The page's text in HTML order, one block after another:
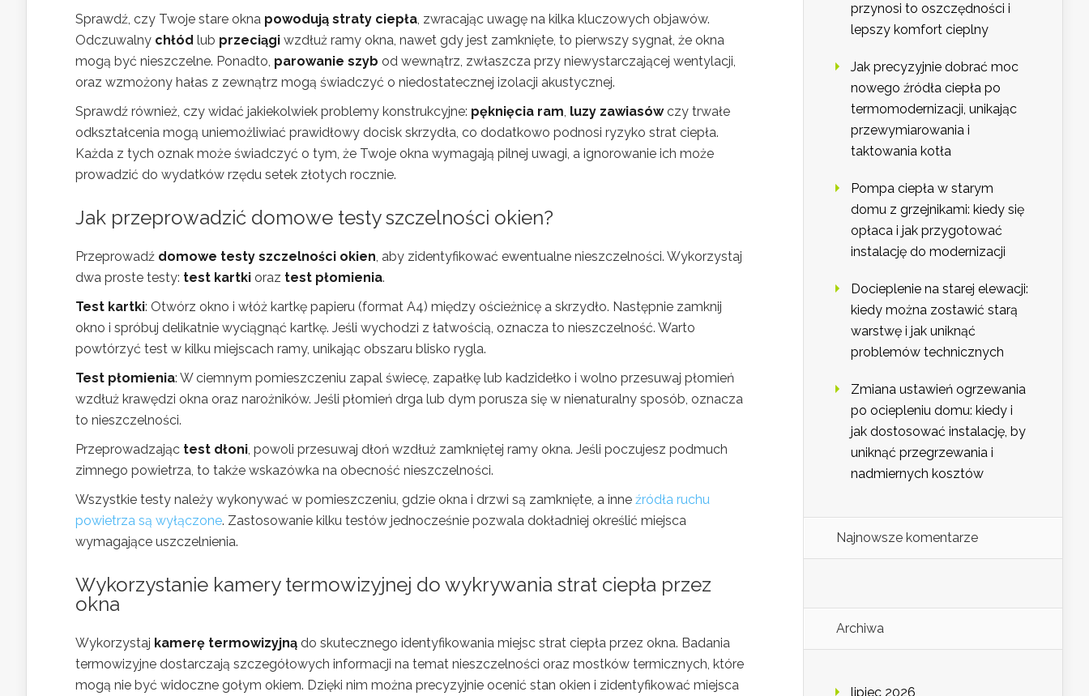
Sprawdź, czy Twoje stare okna powodują straty ciepła , zwracając uwagę na kilka kluczowych objawów.
Odczuwalny chłód lub przeciągi wzdłuż ramy okna, nawet gdy jest zamknięte, to pierwszy sygnał, że okna
mogą być nieszczelne. Ponadto, parowanie szyb od wewnątrz, zwłaszcza przy niewystarczającej wentylacji,
oraz wzmożony hałas z zewnątrz mogą świadczyć o niedostatecznej izolacji akustycznej.
Sprawdź również, czy widać jakiekolwiek problemy konstrukcyjne: pęknięcia ram luzy zawiasówczy trwałe
odkształcenia mogą uniemożliwiać prawidłowy docisk skrzydła, co dodatkowo podnosi ryzyko strat ciepła.
Każda z tych oznak może świadczyć o tym, że Twoje okna wymagają pilnej uwagi, a ignorowanie ich może
prowadzić do wydatków rzędu setek złotych rocznie.
Jak przeprowadzić domowe testy szczelności okien?
Przeprowadź domowe testy szczelności okien , aby zidentyfikować ewentualne nieszczelności. Wykorzystaj
dwa proste testy: test kartki oraz test płomienia.
Test kartki: Otwórz okno i włóż kartkę papieru (format A4) między ościeżnicę a skrzydło. Następnie zamknij
okno i spróbuj delikatnie wyciągnąć kartkę. Jeśli wychodzi z łatwością, oznacza to nieszczelność. Warto
powtórzyć test w kilku miejscach ramy, unikając obszaru blisko rygla.
Test płomienia: W ciemnym pomieszczeniu zapal świecę, zapałkę lub kadzidełko i wolno przesuwaj płomień
wzdłuż krawędzi okna oraz narożników. Jeśli płomień drga lub dym porusza się w nienaturalny sposób, oznacza
to nieszczelności.
Przeprowadzając test dłoni , powoli przesuwaj dłoń wzdłuż zamkniętej ramy okna. Jeśli poczujesz podmuch
zimnego powietrza, to także wskazówka na obecność nieszczelności.
Wszystkie testy należy wykonywać w pomieszczeniu, gdzie okna i drzwi są zamknięte, a inne źródła ruchu
powietrza są wyłączone. Zastosowanie kilku testów jednocześnie pozwala dokładniej określić miejsca
wymagające uszczelnienia.
Wykorzystanie kamery termowizyjnej do wykrywania strat ciepła przez
okna
Wykorzystaj kamerę termowizyjną do skutecznego identyfikowania miejsc strat ciepła przez okna. Badania
termowizyjne dostarczają szczegółowych informacji na temat nieszczelności oraz mostków termicznych, które
mogą nie być widoczne gołym okiem. Dzięki nim można precyzyjnie ocenić stan okien i zidentyfikować miejsca
przynosi to oszczędności i
lepszy komfort cieplny
Jak precyzyjnie dobrać moc
nowego źródła ciepła po
termomodernizacji, unikając
przewymiarowania i
taktowania kotła
Pompa ciepła w starym
domu z grzejnikami: kiedy się
opłaca i jak przygotować
instalację do modernizacji
Docieplenie na starej elewacji:
kiedy można zostawić starą
warstwę i jak uniknąć
problemów technicznych
Zmiana ustawień ogrzewania
po ociepleniu domu: kiedy i
jak dostosować instalację, by
uniknąć przegrzewania i
nadmiernych kosztów
Najnowsze komentarze
Archiwa
lipiec 2026